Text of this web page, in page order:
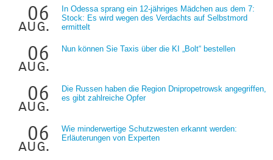
06
aug.
In Odessa sprang ein 12-jähriges Mädchen aus dem 7:
Stock: Es wird wegen des Verdachts auf Selbstmord
ermittelt
06
aug.
Nun können Sie Taxis über die KI „Bolt“ bestellen
06
aug.
Die Russen haben die Region Dnipropetrowsk angegriffen,
es gibt zahlreiche Opfer
06
aug.
Wie minderwertige Schutzwesten erkannt werden:
Erläuterungen von Experten